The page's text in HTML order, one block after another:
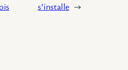
s’installe →